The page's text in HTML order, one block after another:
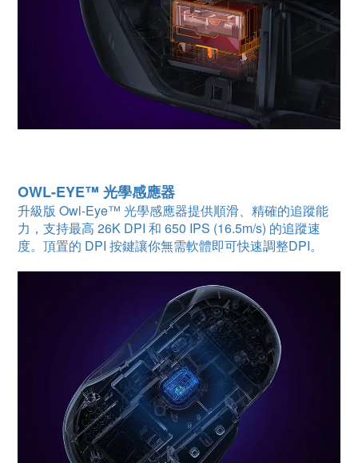
OWL-EYE™ 光學感應器
升級版 Owl-Eye™ 光學感應器提供順滑、精確的追蹤能
力，支持最高 26K DPI 和 650 IPS (16.5m/s) 的追蹤速
度。頂置的 DPI 按鍵讓你無需軟體即可快速調整DPI。